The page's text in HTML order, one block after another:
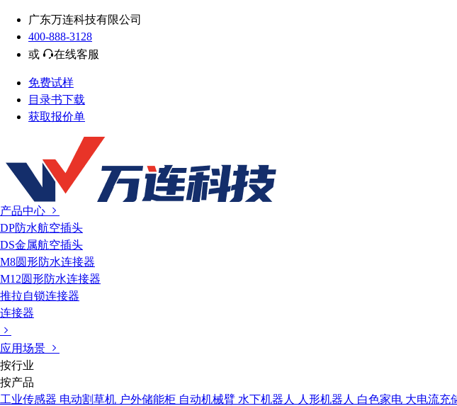
广东万连科技有限公司
400-888-3128
或
在线客服
免费试样
目录书下载
获取报价单
产品中心
DP防水航空插头
DS金属航空插头
M8圆形防水连接器
M12圆形防水连接器
推拉自锁连接器
连接器
应用场景
按行业
按产品
工业传感器 电动割草机 户外储能柜 自动机械臂 水下机器人 人形机器人 白色家电 大电流充